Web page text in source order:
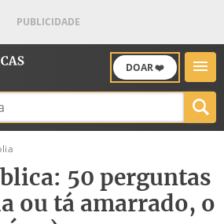
DOAR ❤️
50 perguntas
ou tá amarrado, o